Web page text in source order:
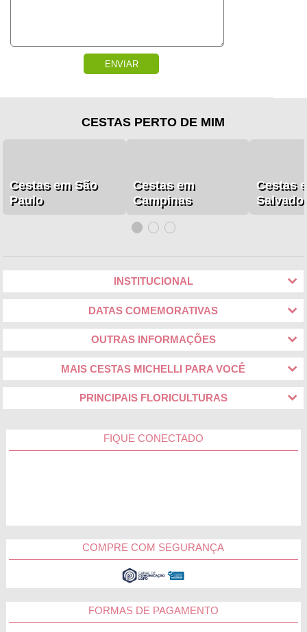
ENVIAR
CESTAS PERTO DE MIM
Cestas em São
Paulo
Cestas em
Campinas
Cestas
INSTITUCIONAL
DATAS COMEMORATIVAS
OUTRAS INFORMAÇÕES
MAIS CESTAS MICHELLI PARA VOCÊ
PRINCIPAIS FLORICULTURAS
FIQUE CONECTADO
COMPRE COM SEGURANÇA
FORMAS DE PAGAMENTO